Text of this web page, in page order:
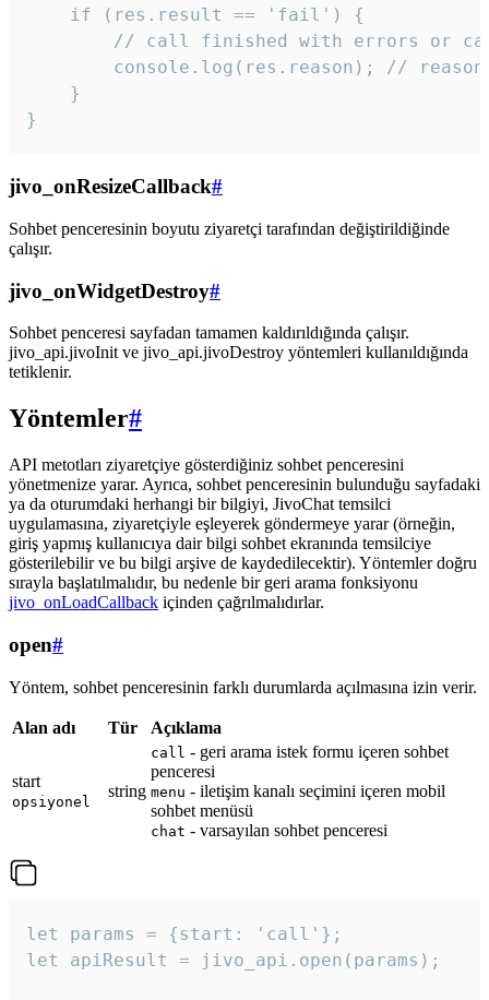
    if (res.result == 'fail') {
// call finished with errors or
console.log(res.reason); //
    }
}
jivo_onResizeCallback#
Sohbet penceresinin boyutu ziyaretçi tarafından değiştirildiğinde
çalışır.
jivo_onWidgetDestroy#
Sohbet penceresi sayfadan tamamen kaldırıldığında çalışır.
jivo_api.jivoInit ve jivo_api.jivoDestroy yöntemleri kullanıldığında
tetiklenir.
Yöntemler#
API metotları ziyaretçiye gösterdiğiniz sohbet penceresini
yönetmenize yarar. Ayrıca, sohbet penceresinin bulunduğu sayfadaki
ya da oturumdaki herhangi bir bilgiyi, JivoChat temsilci
uygulamasına, ziyaretçiyle eşleyerek göndermeye yarar (örneğin,
giriş yapmış kullanıcıya dair bilgi sohbet ekranında temsilciye
gösterilebilir ve bu bilgi arşive de kaydedilecektir). Yöntemler doğru
sırayla başlatılmalıdır, bu nedenle bir geri arama fonksiyonu
jivo_onLoadCallback içinden çağrılmalıdırlar.
open#
Yöntem, sohbet penceresinin farklı durumlarda açılmasına izin verir.
Alan adı Tür Açıklama
start
opsiyonel
string
call - geri arama istek formu içeren sohbet
penceresi
menu - iletişim kanalı seçimini içeren mobil
sohbet menüsü
chat - varsayılan sohbet penceresi
let params = {start: 'call'};
let apiResult = jivo_api.open(params);